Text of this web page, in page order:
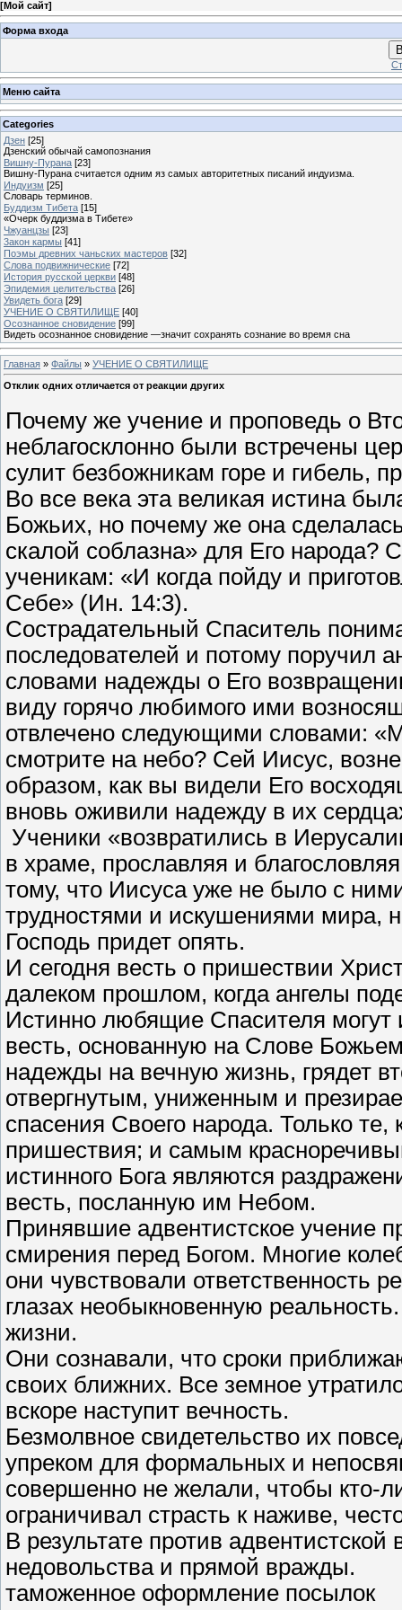
[Мой сайт]
Форма входа
Меню сайта
Categories
Дзен [25]
Дзенский обычай самопознания
Вишну-Пурана [23]
Вишну-Пурана считается одним яз самых авторитетных писаний индуизма.
Индуизм [25]
Словарь терминов.
Буддизм Тибета [15]
«Очерк буддизма в Тибете»
Чжуанцзы [23]
3акон кармы [41]
Поэмы древних чаньских мастеров [32]
Слова подвижнические [72]
История русской церкви [48]
Эпидемия целительства [26]
Увидеть бога [29]
УЧЕНИЕ О СВЯТИЛИЩЕ [40]
Осознанное сновидение [99]
Видеть осознанное сновидение —значит сохранять сознание во время сна
Главная » Файлы » УЧЕНИЕ О СВЯТИЛИЩЕ
Отклик одних отличается от реакции других
Почему же учение и проповедь о
неблагосклонно были встречены
сулит безбожникам горе и гибель,
Во все века эта великая истина
Божьих, но почему же она
скалой соблазна» для Его
ученикам: «И когда пойду и
Себе» (Ин. 14:3).
Сострадательный Спаситель
последователей и потому поручил
словами надежды о Его
виду горячо любимого ими
отвлечено следующими словами:
смотрите на небо? Сей Иисус,
образом, как вы видели Его
вновь оживили надежду в их
Ученики «возвратились в
в храме, прославляя и
тому, что Иисуса уже не было с
трудностями и искушениями мира,
Господь придет опять.
И сегодня весть о пришествии
далеком прошлом, когда ангелы
Истинно любящие Спасителя могут
весть, основанную на Слове
надежды на вечную жизнь, грядет
отвергнутым, униженным и
спасения Своего народа. Только
пришествия; и самым
истинного Бога являются
весть, посланную им Небом.
Принявшие адвентистское учение
смирения перед Богом. Многие
они чувствовали ответственность
глазах необыкновенную
жизни.
Они сознавали, что сроки
своих ближних. Все земное
вскоре наступит вечность.
Безмолвное свидетельство их
упреком для формальных и
совершенно не желали, чтобы кто-
ограничивал страсть к наживе,
В результате против
недовольства и прямой вражды.
таможенное оформление посылок